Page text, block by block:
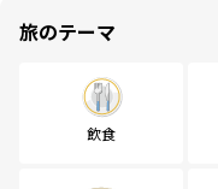
旅のテーマ
飲食